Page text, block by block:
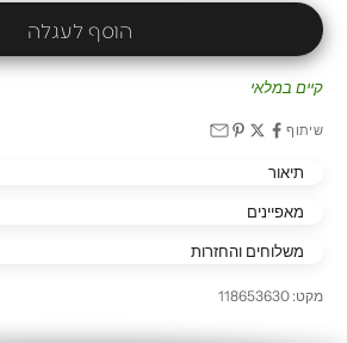
הוסף לעגלה
קיים במלאי
שיתוף
תיאור
מאפיינים
משלוחים והחזרות
מקט: 118653630